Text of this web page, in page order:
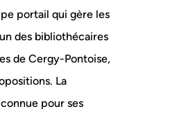
portail qui gère les
des bibliothécaires
de Cergy-Pontoise,
La
pour ses